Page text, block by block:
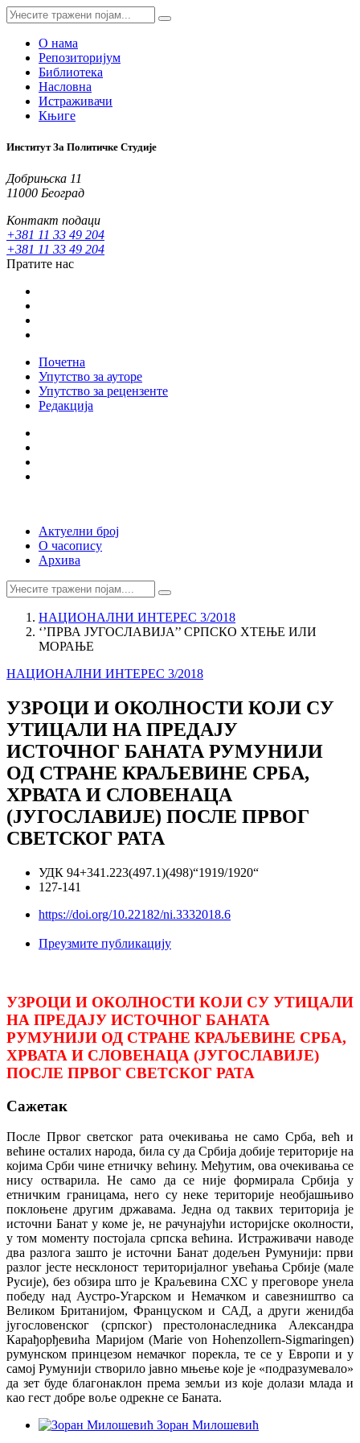
О нама
Репозиторијум
Библиотека
Насловна
Истраживачи
Књиге
Институт За Политичке Студије
Добрињска 11
11000 Београд
Контакт подаци
+381 11 33 49 204
+381 11 33 49 204
Пратите нас
Почетна
Упутство за ауторе
Упутство за рецензенте
Редакција
Актуелни број
О часопису
Архива
НАЦИОНАЛНИ ИНТЕРЕС 3/2018
‘’ПРВА ЈУГОСЛАВИЈА’’ СРПСКО ХТЕЊЕ ИЛИ
МОРАЊЕ
НАЦИОНАЛНИ ИНТЕРЕС 3/2018
УЗРОЦИ И ОКОЛНОСТИ КОЈИ СУ
УТИЦАЛИ НА ПРЕДАЈУ
ИСТОЧНОГ БАНАТА РУМУНИЈИ
ОД СТРАНЕ КРАЉЕВИНЕ СРБА,
ХРВАТА И СЛОВЕНАЦА
(ЈУГОСЛАВИЈЕ) ПОСЛЕ ПРВОГ
СВЕТСКОГ РАТА
УДК 94+341.223(497.1)(498)“1919/1920“
127-141
https://doi.org/10.22182/ni.3332018.6
Преузмите публикацију
УЗРОЦИ И ОКОЛНОСТИ КОЈИ СУ УТИЦАЛИ
НА ПРЕДАЈУ ИСТОЧНОГ БАНАТА
РУМУНИЈИ ОД СТРАНЕ КРАЉЕВИНЕ СРБА,
ХРВАТА И СЛОВЕНАЦА (ЈУГОСЛАВИЈЕ)
ПОСЛЕ ПРВОГ СВЕТСКОГ РАТА
Сажетак
После Првог светског рата очекивања не само Срба, већ и
већине осталих народа, била су да Србија добије територије на
којима Срби чине етничку већину. Међутим, ова очекивања се
нису остварила. Не само да се није формирала Србија у
етничким границама, него су неке територије необјашњиво
поклоњене другим државама. Једна од таквих територија је
источни Банат у коме је, не рачунајући историјске околности,
у том моменту постојала српска већина. Истраживачи наводе
два разлога зашто је источни Банат додељен Румунији: први
разлог јесте несклоност територијалног увећања Србије (мале
Русије), без обзира што је Краљевина СХС у преговоре унела
победу над Аустро-Угарском и Немачком и савезништво са
Великом Британијом, Француском и САД, а други женидба
југословенског (српског) престолонаследника Александра
Карађорђевића Маријом (Marie von Hohenzollern-Sigmaringen)
румунском принцезом немачког порекла, те се у Европи и у
самој Румунији створило јавно мњење које је «подразумевало»
да зет буде благонаклон према земљи из које долази млада и
као гест добре воље одрекне се Баната.
Зоран Милошевић